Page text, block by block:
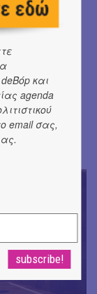
στο πλαίσιο
artist, ενώ το
σε ένα
περαστικοί.
και
πρότζεκτ που
πως
και
agenda
email σας,